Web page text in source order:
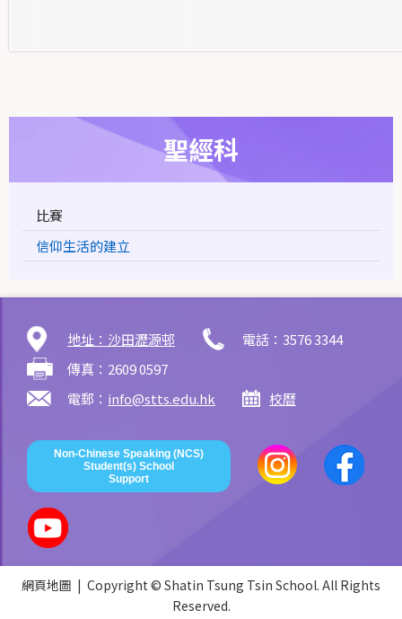
聖經科
比賽
信仰生活的建立
地址：沙田瀝源邨
電話：3576 3344
傳真：2609 0597
電郵： info@stts.edu.hk 校曆
Non-Chinese Speaking (NCS)
Student(s) School
Support
網頁地圖 | Copyright © Shatin Tsung Tsin School. All Rights
Reserved.